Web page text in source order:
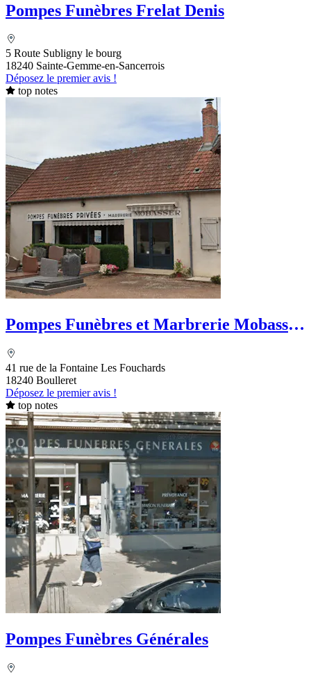
Pompes Funèbres Frelat Denis
5 Route Subligny le bourg
18240 Sainte-Gemme-en-Sancerrois
Déposez le premier avis !
top notes
Pompes Funèbres et Marbrerie Mobasser
41 rue de la Fontaine Les Fouchards
18240 Boulleret
Déposez le premier avis !
top notes
Pompes Funèbres Générales